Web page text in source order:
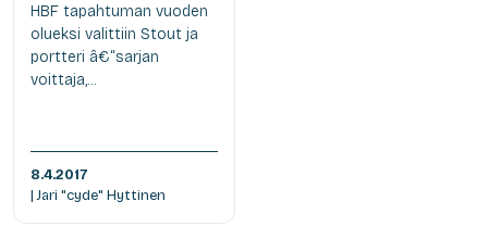
HBF tapahtuman vuoden
olueksi valittiin Stout ja
portteri â€“sarjan
voittaja,...
8.4.2017
| Jari "cyde" Hyttinen